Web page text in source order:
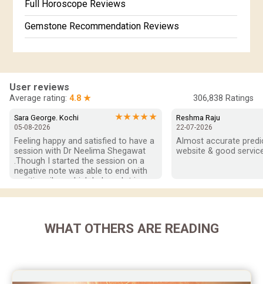
Full Horoscope Reviews
Gemstone Recommendation Reviews
In-Depth Horoscope Reviews
Marriage Horoscope Reviews
Super Horoscope Reviews
Education Horoscope Reviews
Wealth Horoscope Reviews
Yearly Predictions Reviews
Future Book Reviews
Yoga Predictions Reviews
User reviews
Average rating: 4.8 ★ 306,838 Ratings
Sara George. Kochi ★★★★★
05-08-2026
Feeling happy and satisfied to have a
session with Dr Neelima Shegawat
.Though I started the session on a
negative note was able to end with
positive vibes which helps a lot in
moving forward. She patiently
on a happy  and satisfied note.. Hope
Reshma Raju
22-07-2026
Almost accurate
website & good
WHAT OTHERS ARE READING